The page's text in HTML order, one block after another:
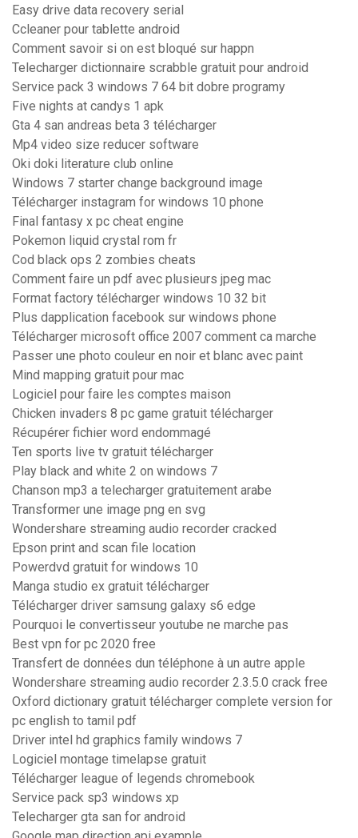
Easy drive data recovery serial
Ccleaner pour tablette android
Comment savoir si on est bloqué sur happn
Telecharger dictionnaire scrabble gratuit pour android
Service pack 3 windows 7 64 bit dobre programy
Five nights at candys 1 apk
Gta 4 san andreas beta 3 télécharger
Mp4 video size reducer software
Oki doki literature club online
Windows 7 starter change background image
Télécharger instagram for windows 10 phone
Final fantasy x pc cheat engine
Pokemon liquid crystal rom fr
Cod black ops 2 zombies cheats
Comment faire un pdf avec plusieurs jpeg mac
Format factory télécharger windows 10 32 bit
Plus dapplication facebook sur windows phone
Télécharger microsoft office 2007 comment ca marche
Passer une photo couleur en noir et blanc avec paint
Mind mapping gratuit pour mac
Logiciel pour faire les comptes maison
Chicken invaders 8 pc game gratuit télécharger
Récupérer fichier word endommagé
Ten sports live tv gratuit télécharger
Play black and white 2 on windows 7
Chanson mp3 a telecharger gratuitement arabe
Transformer une image png en svg
Wondershare streaming audio recorder cracked
Epson print and scan file location
Powerdvd gratuit for windows 10
Manga studio ex gratuit télécharger
Télécharger driver samsung galaxy s6 edge
Pourquoi le convertisseur youtube ne marche pas
Best vpn for pc 2020 free
Transfert de données dun téléphone à un autre apple
Wondershare streaming audio recorder 2.3.5.0 crack free
Oxford dictionary gratuit télécharger complete version for
pc english to tamil pdf
Driver intel hd graphics family windows 7
Logiciel montage timelapse gratuit
Télécharger league of legends chromebook
Service pack sp3 windows xp
Telecharger gta san for android